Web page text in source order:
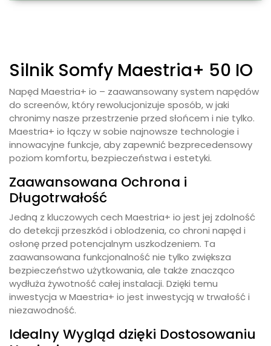
Silnik Somfy Maestria+ 50 IO
Napęd Maestria+ io – zaawansowany system napędów
do screenów, który rewolucjonizuje sposób, w jaki
chronimy nasze przestrzenie przed słońcem i nie tylko.
Maestria+ io łączy w sobie najnowsze technologie i
innowacyjne funkcje, aby zapewnić bezprecedensowy
poziom komfortu, bezpieczeństwa i estetyki.
Zaawansowana Ochrona i
Długotrwałość
Jedną z kluczowych cech Maestria+ io jest jej zdolność
do detekcji przeszkód i oblodzenia, co chroni napęd i
osłonę przed potencjalnym uszkodzeniem. Ta
zaawansowana funkcjonalność nie tylko zwiększa
bezpieczeństwo użytkowania, ale także znacząco
wydłuża żywotność całej instalacji. Dzięki temu
inwestycja w Maestria+ io jest inwestycją w trwałość i
niezawodność.
Idealny Wygląd dzięki Dostosowaniu